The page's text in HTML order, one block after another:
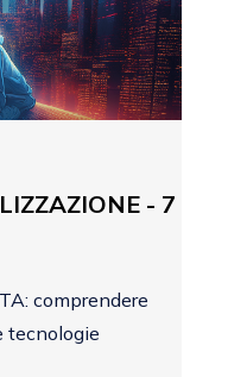
- 7
comprendere
tecnologie